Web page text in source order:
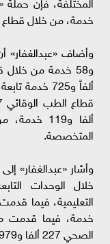
خدمة، من خلال قطاع
ألفاً و725
ألفا
المتخصصة.
خلال الوحدات
خدمة، فيما قدمت
الصحي 227 ألفا و979 خدمة.